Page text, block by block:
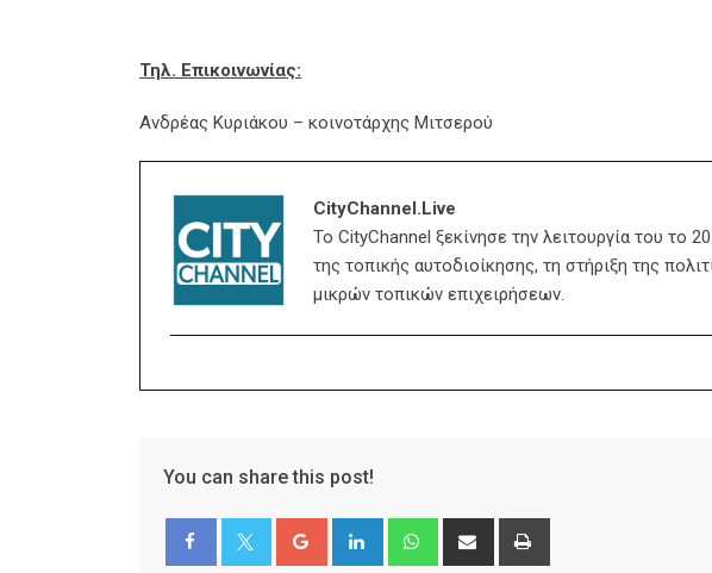
Τηλ. Επικοινωνίας:
Ανδρέας Κυριάκου – κοινοτάρχης Μιτσερού
CityChannel.live
Το CityChannel ξεκίνησε την λειτουργία του το
της τοπικής αυτοδιοίκησης, τη στήριξη της
μικρών τοπικών επιχειρήσεων.
You can share this post!
Google+ LinkedIn WhatsappShare